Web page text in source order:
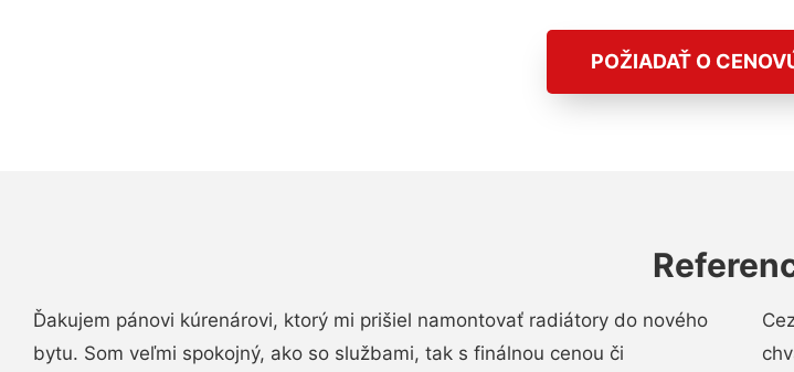
POŽIADAŤ O
Ďakujem pánovi kúrenárovi, ktorý mi prišiel namontovať radiátory do nového
bytu. Som veľmi spokojný, ako so službami, tak s finálnou cenou či